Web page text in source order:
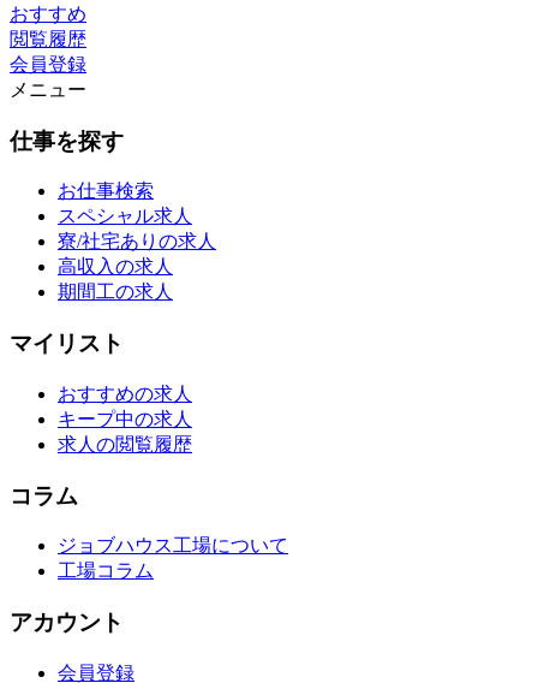
おすすめ
閲覧履歴
会員登録
メニュー
仕事を探す
お仕事検索
スペシャル求人
寮/社宅ありの求人
高収入の求人
期間工の求人
マイリスト
おすすめの求人
キープ中の求人
求人の閲覧履歴
コラム
ジョブハウス工場について
工場コラム
アカウント
会員登録